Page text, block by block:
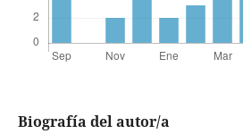
Biografía del autor/a